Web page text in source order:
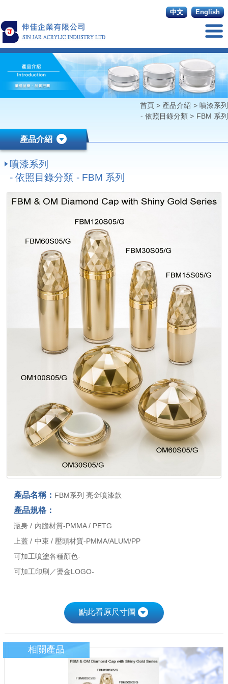
English
中文
首頁> 產品介紹 > 噴漆系列
- 依照目錄分類 > FBM 系列
產品介紹
噴漆系列
- 依照目錄分類 - FBM 系列
產品名稱： FBM系列 亮金噴漆款
產品規格：
瓶身 / 內膽材質-PMMA / PETG
上蓋 / 中束 / 壓頭材質-PMMA/ALUM/PP
可加工噴塗各種顏色-
可加工印刷／燙金LOGO-
點此看原尺寸圖
相關產品